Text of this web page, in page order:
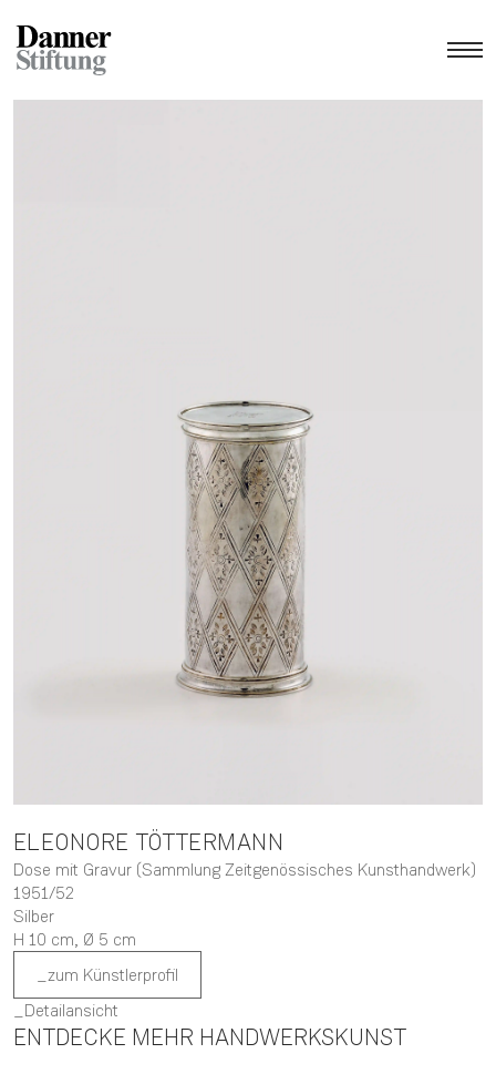
ELEONORE TÖTTERMANN
Dose mit Gravur (Sammlung Zeitgenössisches Kunsthandwerk)
1951/52
Silber
H 10 cm, Ø 5 cm
zum Künstlerprofil
Detailansicht
ENTDECKE MEHR HANDWERKSKUNST